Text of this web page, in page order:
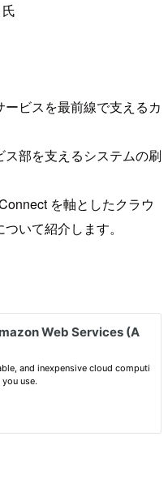
ビスを最前線で支えるカ
部を支えるシステムの刷
を軸としたクラウ
いて紹介します。